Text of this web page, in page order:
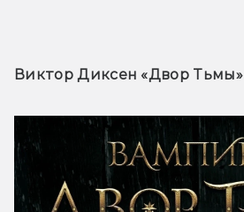
Виктор Диксен «Двор Тьмы»